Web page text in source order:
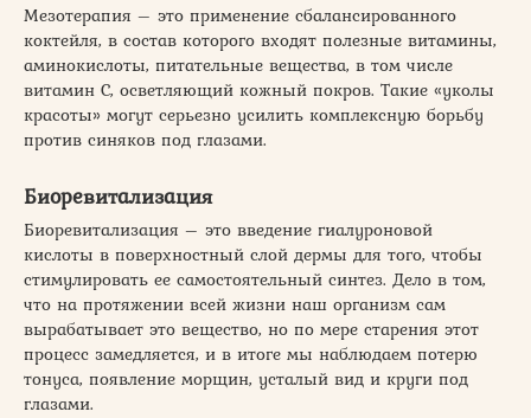
Мезотерапия – это применение сбалансированного
коктейля, в состав которого входят полезные витамины,
аминокислоты, питательные вещества, в том числе
витамин С, осветляющий кожный покров. Такие «уколы
красоты» могут серьезно усилить комплексную борьбу
против синяков под глазами.
Биоревитализация
Биоревитализация – это введение гиалуроновой
кислоты в поверхностный слой дермы для того, чтобы
стимулировать ее самостоятельный синтез. Дело в том,
что на протяжении всей жизни наш организм сам
вырабатывает это вещество, но по мере старения этот
процесс замедляется, и в итоге мы наблюдаем потерю
тонуса, появление морщин, усталый вид и круги под
глазами.